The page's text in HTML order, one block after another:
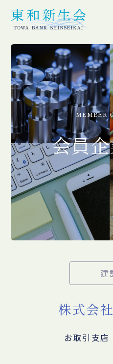
MEMBER
会員
建
株式会
お取引支店